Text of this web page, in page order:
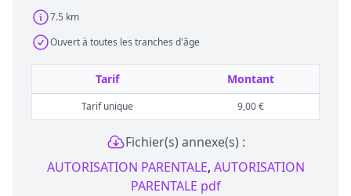
7.5 km
Ouvert à toutes les tranches d'âge
Tarif Montant
Tarif unique 9,00 €
Fichier(s) annexe(s) :
AUTORISATION PARENTALE, AUTORISATION
PARENTALE pdf